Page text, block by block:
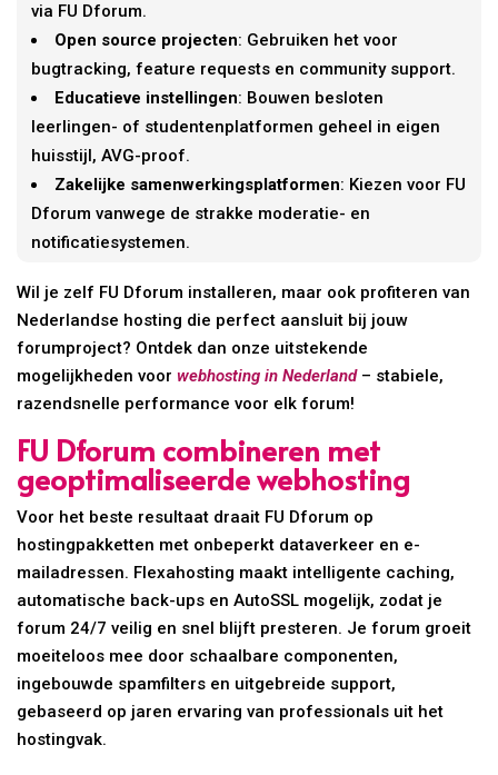
via FU Dforum.
Open source projecten: Gebruiken het voor
bugtracking, feature requests en community support.
Educatieve instellingen: Bouwen besloten
leerlingen- of studentenplatformen geheel in eigen
huisstijl, AVG-proof.
Zakelijke samenwerkingsplatformen: Kiezen voor FU
Dforum vanwege de strakke moderatie- en
notificatiesystemen.
Wil je zelf FU Dforum installeren, maar ook profiteren van
Nederlandse hosting die perfect aansluit bij jouw
forumproject? Ontdek dan onze uitstekende
mogelijkheden voorwebhosting in Nederland– stabiele,
razendsnelle performance voor elk forum!
FU Dforum combineren met
geoptimaliseerde webhosting
Voor het beste resultaat draait FU Dforum op
hostingpakketten met onbeperkt dataverkeer en e-
mailadressen. Flexahosting maakt intelligente caching,
automatische back-ups en AutoSSL mogelijk, zodat je
forum 24/7 veilig en snel blijft presteren. Je forum groeit
moeiteloos mee door schaalbare componenten,
ingebouwde spamfilters en uitgebreide support,
gebaseerd op jaren ervaring van professionals uit het
hostingvak.